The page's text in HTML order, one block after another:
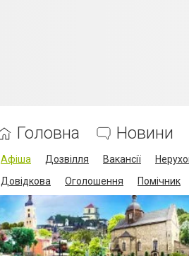
Головна Новини
Афіша Дозвілля Вакансії
Довідкова
Оголошення Помічник